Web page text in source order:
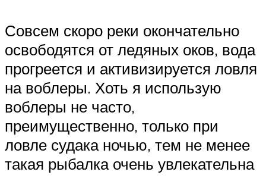
Совсем скоро реки окончательно
освободятся от ледяных оков, вода
прогреется и активизируется ловля
на воблеры. Хоть я использую
воблеры не часто,
преимущественно, только при
ловле судака ночью, тем не менее
такая рыбалка очень увлекательна